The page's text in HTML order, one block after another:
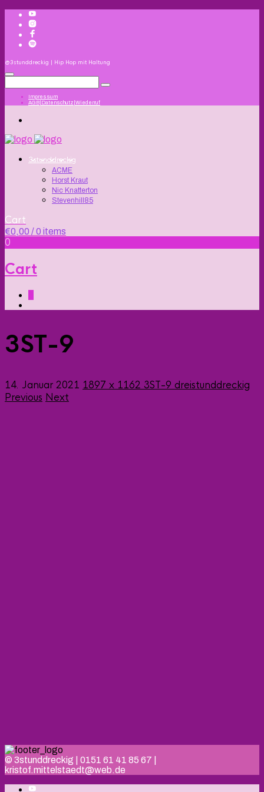
@3stunddreckig | Hip Hop mit Haltung
Impressum
AGB|Datenschutz|Wiederruf
3stunddreckig
ACME
Horst Kraut
Nic Knatterton
Stevenhill85
Cart
€0,00 / 0 items
0
Cart
3ST-9
14. Januar 2021 1897 x 1162 3ST-9 dreistunddreckig
Previous Next
© 3stunddreckig | 0151 61 41 85 67 |
kristof.mittelstaedt@web.de